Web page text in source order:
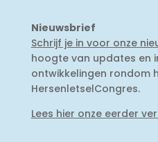
Nieuwsbrief
Schrijf je in voor onze
hoogte van updates en
ontwikkelingen rondom
HersenletselCongres.
Lees hier onze eerder